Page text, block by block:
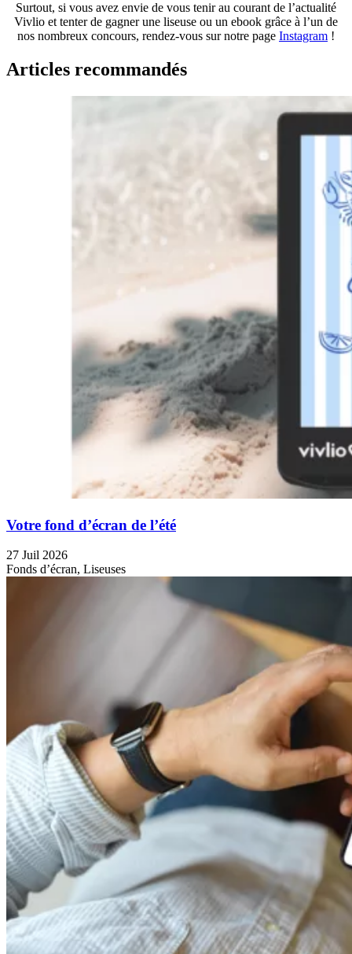
Surtout, si vous avez envie de vous tenir au courant de l’actualité
Vivlio et tenter de gagner une liseuse ou un ebook grâce à l’un de
nos nombreux concours, rendez-vous sur notre page Instagram !
Articles recommandés
Votre fond d’écran de l’été
27 Juil 2026
Fonds d’écran, Liseuses